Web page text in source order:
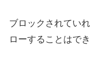
ブロックされてい
ローすることはでき